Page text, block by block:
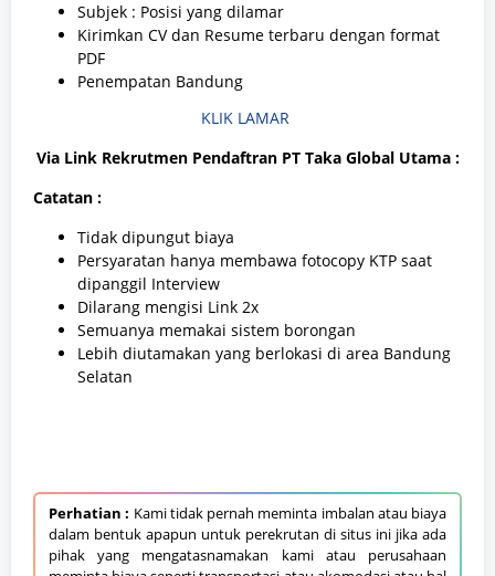
Subjek : Posisi yang dilamar
Kirimkan CV dan Resume terbaru dengan format
PDF
Penempatan Bandung
KLIK LAMAR
Via Link Rekrutmen Pendaftran PT Taka Global Utama :
Catatan :
Tidak dipungut biaya
Persyaratan hanya membawa fotocopy KTP saat
dipanggil Interview
Dilarang mengisi Link 2x
Semuanya memakai sistem borongan
Lebih diutamakan yang berlokasi di area Bandung
Selatan
Perhatian : Kami tidak pernah meminta imbalan atau biaya
dalam bentuk apapun untuk perekrutan di situs ini jika ada
pihak yang mengatasnamakan kami atau perusahaan